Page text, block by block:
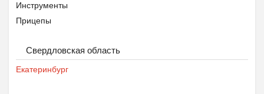
Инструменты
Прицепы
Тюнинг
Шины, диски и колёса
Свердловская область
Екатеринбург